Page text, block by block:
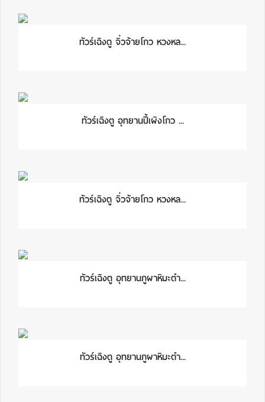
ทัวร์เฉิงตู จิ่วจ้ายโกว หวงหล...
ทัวร์เฉิงตู อุทยานปี้เผิงโกว ...
ทัวร์เฉิงตู จิ่วจ้ายโกว หวงหล...
ทัวร์เฉิงตู อุทยานภูผาหิมะต๋า...
ทัวร์เฉิงตู อุทยานภูผาหิมะต๋า...